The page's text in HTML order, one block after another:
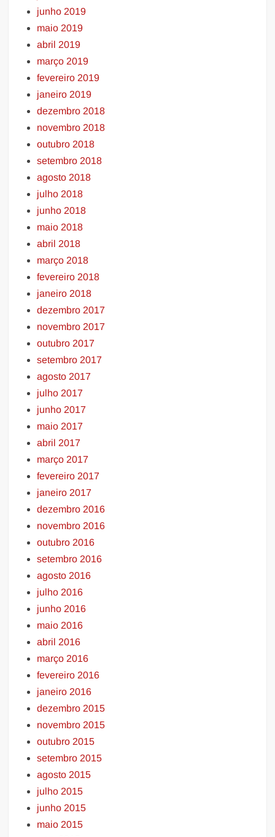
junho 2019
maio 2019
abril 2019
março 2019
fevereiro 2019
janeiro 2019
dezembro 2018
novembro 2018
outubro 2018
setembro 2018
agosto 2018
julho 2018
junho 2018
maio 2018
abril 2018
março 2018
fevereiro 2018
janeiro 2018
dezembro 2017
novembro 2017
outubro 2017
setembro 2017
agosto 2017
julho 2017
junho 2017
maio 2017
abril 2017
março 2017
fevereiro 2017
janeiro 2017
dezembro 2016
novembro 2016
outubro 2016
setembro 2016
agosto 2016
julho 2016
junho 2016
maio 2016
abril 2016
março 2016
fevereiro 2016
janeiro 2016
dezembro 2015
novembro 2015
outubro 2015
setembro 2015
agosto 2015
julho 2015
junho 2015
maio 2015